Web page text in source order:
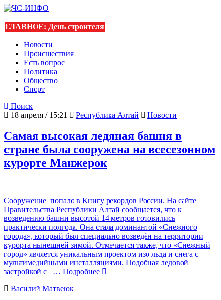
ГЛАВНОЕ: День строителя
Новости
Происшествия
Есть вопрос
Политика
Общество
Спорт
Поиск
18 апреля / 15:21
Республика Алтай Новости
Самая высокая ледяная башня в
стране была сооружена на всесезонном
курорте Манжерок
Сооружение попало в Книгу рекордов России. На сайте
Правительства Республики Алтай сообщается, что к
возведению башни высотой 14 метров готовились
практически полгода. Она стала доминантой «Снежного
города», который был специально возведён на территории
курорта нынешней зимой. Отмечается также, что «Снежный
город» является уникальным проектом изо льда и снега с
мультимедийными инсталляциями. Подобная ледовой
застройкой с
… Подробнее
Василий Матвеюк